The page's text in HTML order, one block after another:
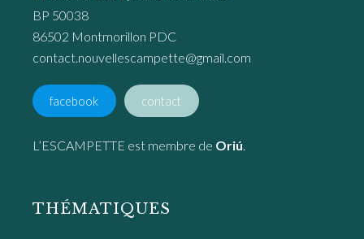
BP 50038
86502 Montmorillon PDC
contact.nouvellescampette@gmail.com
facebook contact
L’ESCAMPETTE est membre de Oriú.
THÉMATIQUES